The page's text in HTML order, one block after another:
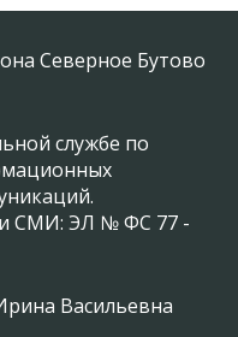
Северное Бутово
службе по
СМИ: ЭЛ № ФС 77 -
Васильевна